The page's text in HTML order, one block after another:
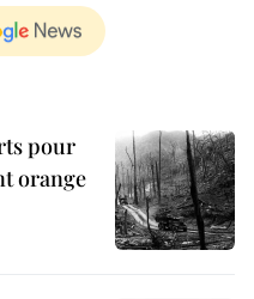
pour
orange